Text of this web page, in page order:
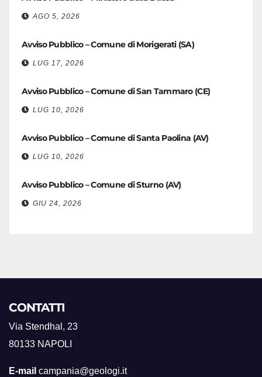
AGO 5, 2026
Avviso Pubblico – Comune di Morigerati (SA)
LUG 17, 2026
Avviso Pubblico – Comune di San Tammaro (CE)
LUG 10, 2026
Avviso Pubblico – Comune di Santa Paolina (AV)
LUG 10, 2026
Avviso Pubblico – Comune di Sturno (AV)
GIU 24, 2026
CONTATTI
Via Stendhal, 23
80133 NAPOLI
E-mail campania@geologi.it